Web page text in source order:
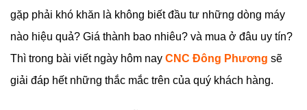
gặp phải khó khăn là không biết đầu tư những dòng máy
nào hiệu quả? Giá thành bao nhiêu? và mua ở đâu uy tín?
Thì trong bài viết ngày hôm nay CNC Đông Phương sẽ
giải đáp hết những thắc mắc trên của quý khách hàng.